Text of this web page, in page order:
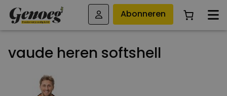
Abonneren
vaude heren softshell